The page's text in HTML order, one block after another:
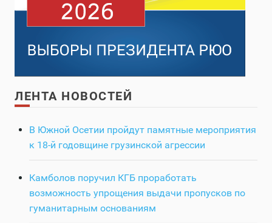
ЛЕНТА НОВОСТЕЙ
В Южной Осетии пройдут памятные мероприятия
к 18-й годовщине грузинской агрессии
Камболов поручил КГБ проработать
возможность упрощения выдачи пропусков по
гуманитарным основаниям